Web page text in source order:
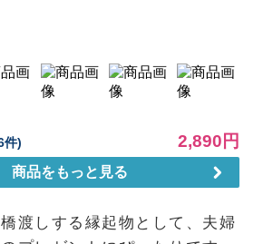
渡しする縁起物として、夫婦